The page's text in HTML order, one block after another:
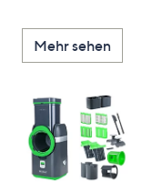
Mehr sehen